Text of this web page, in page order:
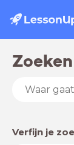
Zoeken
Verfijn je